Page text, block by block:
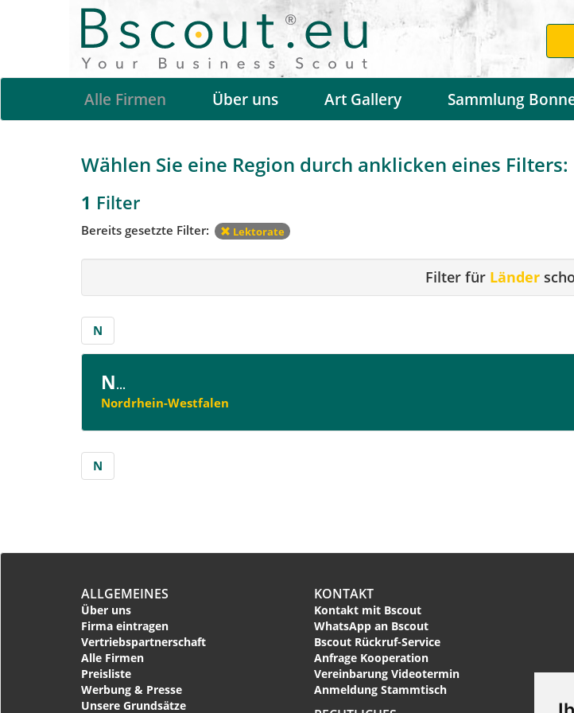
Alle Firmen Über uns Art Gallery Sammlung
Wählen Sie eine Region durch anklicken eines Filters:
1 Filter
Bereits gesetzte Filter: Lektorate
Filter für Länder
N
N...
Nordrhein-Westfalen
N
ALLGEMEINES
Über uns
Firma eintragen
Vertriebspartnerschaft
Alle Firmen
Preisliste
Werbung & Presse
Unsere Grundsätze
KONTAKT
Kontakt mit Bscout
WhatsApp an Bscout
Bscout Rückruf-Service
Anfrage Kooperation
Vereinbarung Videotermin
Anmeldung Stammtisch